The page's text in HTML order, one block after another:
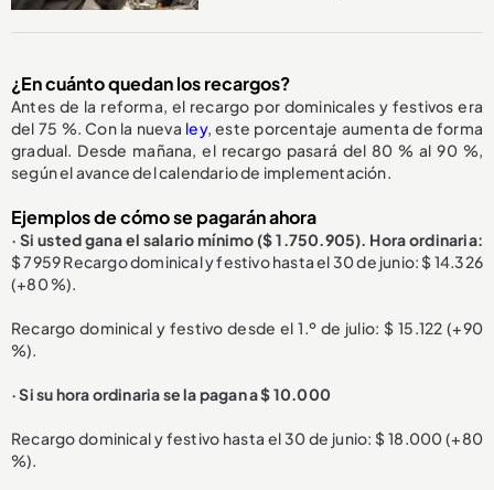
¿En cuánto quedan los recargos?
Antes de la reforma, el recargo por dominicales y festivos era
del 75 %. Con la nueva ley, este porcentaje aumenta de forma
gradual. Desde mañana, el recargo pasará del 80 % al 90 %,
según el avance del calendario de implementación.
Ejemplos de cómo se pagarán ahora
· Si usted gana el salario mínimo ($ 1.750.905). Hora ordinaria:
$ 7959 Recargo dominical y festivo hasta el 30 de junio: $ 14.326
(+80 %).
Recargo dominical y festivo desde el 1.º de julio: $ 15.122 (+90
%).
· Si su hora ordinaria se la pagan a $ 10.000
Recargo dominical y festivo hasta el 30 de junio: $ 18.000 (+80
%).